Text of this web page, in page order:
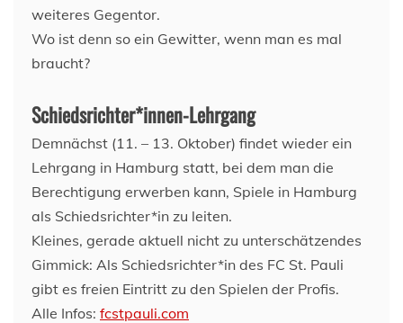
weiteres Gegentor.
Wo ist denn so ein Gewitter, wenn man es mal
braucht?
Schiedsrichter*innen-Lehrgang
Demnächst (11. – 13. Oktober) findet wieder ein
Lehrgang in Hamburg statt, bei dem man die
Berechtigung erwerben kann, Spiele in Hamburg
als Schiedsrichter*in zu leiten.
Kleines, gerade aktuell nicht zu unterschätzendes
Gimmick: Als Schiedsrichter*in des FC St. Pauli
gibt es freien Eintritt zu den Spielen der Profis.
Alle Infos: fcstpauli.com